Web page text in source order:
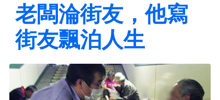
老闆淪街友，他寫
街友飄泊人生